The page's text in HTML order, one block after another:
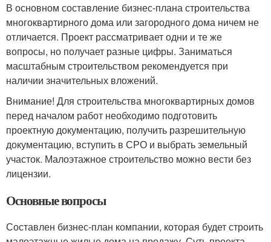
В основном составление бизнес-плана строительства
многоквартирного дома или загородного дома ничем не
отличается. Проект рассматривает одни и те же
вопросы, но получает разные цифры. Заниматься
масштабным строительством рекомендуется при
наличии значительных вложений.
Внимание! Для строительства многоквартирных домов
перед началом работ необходимо подготовить
проектную документацию, получить разрешительную
документацию, вступить в СРО и выбрать земельный
участок. Малоэтажное строительство можно вести без
лицензии.
Основные вопросы
Составлен бизнес-план компании, которая будет строить